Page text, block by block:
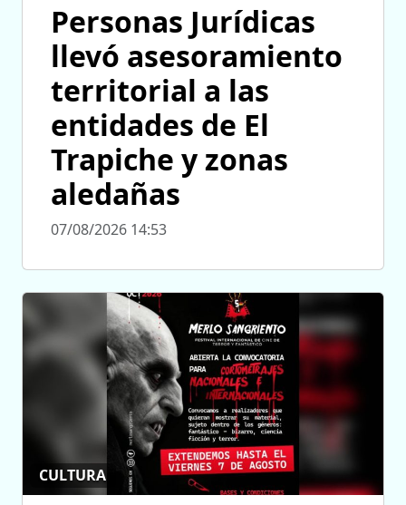
Personas Jurídicas
llevó asesoramiento
territorial a las
entidades de El
Trapiche y zonas
aledañas
07/08/2026 14:53
CULTURA